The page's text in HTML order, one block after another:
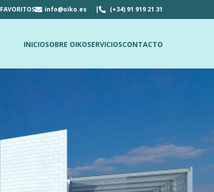
FAVORITOS info@oiko.es (+34) 91 919 21 31
INICIOSOBRE OIKOSERVICIOSCONTACTO